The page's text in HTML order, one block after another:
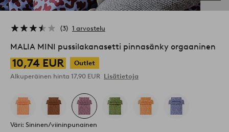
3 1 arvostelu
MALIA MINI pussilakanasetti pinnasänky orgaaninen
10,74 EUR
Outlet
Alkuperäinen hinta 17,90 EUR Lisätietoja
Väri: Sininen/viininpunainen